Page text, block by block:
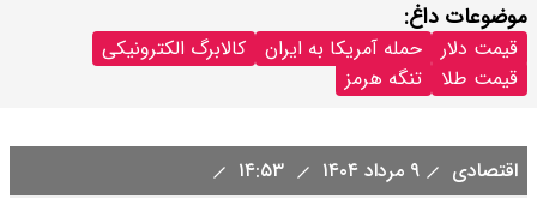
موضوعات داغ:
قیمت دلار حمله آمریکا به ایران
کالابرگ الکترونیکی
قیمت طلا
تنگه هرمز
اقتصادی ۹ مرداد ۱۴۰۴